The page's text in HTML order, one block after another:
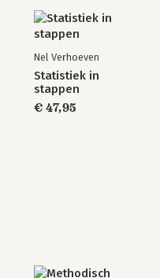
Nel Verhoeven
Statistiek in
stappen
€ 47,95